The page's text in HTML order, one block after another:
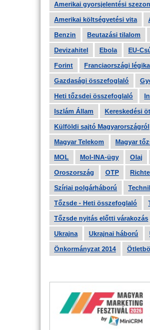
Amerikai gyorsjelentési szezon
Amerikai költségvetési vita
Benzin Beutazási tilalom
Devizahitel Ebola EU-
Forint Franciaországi
Gazdasági összefoglaló
Heti tőzsdei összefoglaló
Iszlám Állam Kereskedési
Külföldi sajtó Magyarországról
Magyar Telekom Magyar
MOL Mol-INA-ügy Olaj
Oroszország OTP
Szíriai polgárháború
Tőzsde - Heti összefoglaló
Tőzsde nyitás előtti várakozás
Ukrajna Ukrajnai háború
Önkormányzat 2014